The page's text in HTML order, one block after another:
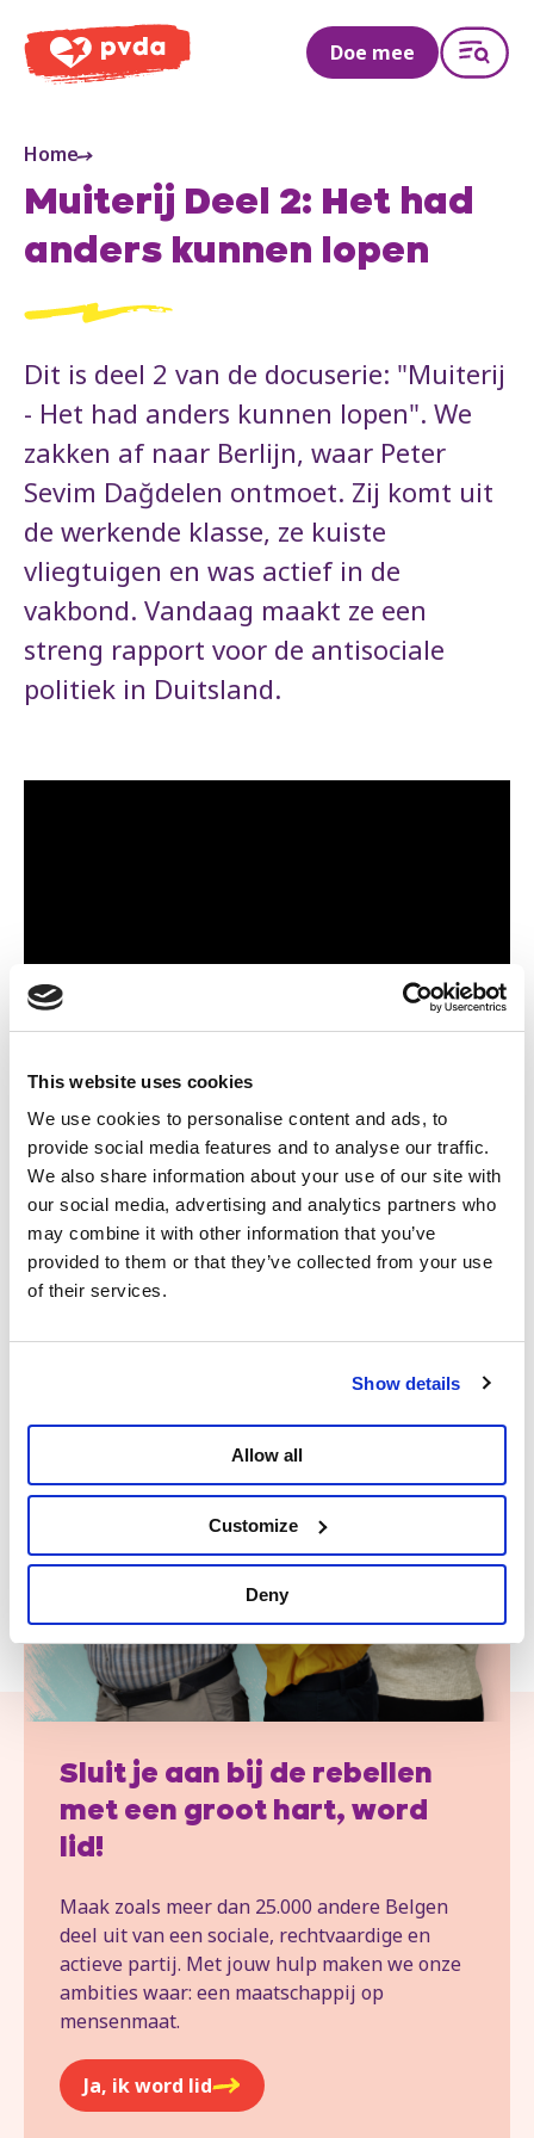
This website uses cookies
We use cookies to personalise content and ads, to
provide social media features and to analyse our traffic.
We also share information about your use of our site with
our social media, advertising and analytics partners who
may combine it with other information that you’ve
provided to them or that they’ve collected from your use
of their services.
Show details
Allow all
Customize
Deny
PVDA
Doe mee
Home
Muiterij Deel 2: Het had
anders kunnen lopen
Dit is deel 2 van de docuserie: "Muiterij
- Het had anders kunnen lopen". We
zakken af naar Berlijn, waar Peter
Sevim Dağdelen ontmoet. Zij komt uit
de werkende klasse, ze kuiste
vliegtuigen en was actief in de
vakbond. Vandaag maakt ze een
streng rapport voor de antisociale
politiek in Duitsland.
Meer over Peter Mertens
Delen
Sluit je aan bij de rebellen
met een groot hart, word
lid!
Maak zoals meer dan 25.000 andere Belgen
deel uit van een sociale, rechtvaardige en
actieve partij. Met jouw hulp maken we onze
ambities waar: een maatschappij op
mensenmaat.
Ja, ik word lid